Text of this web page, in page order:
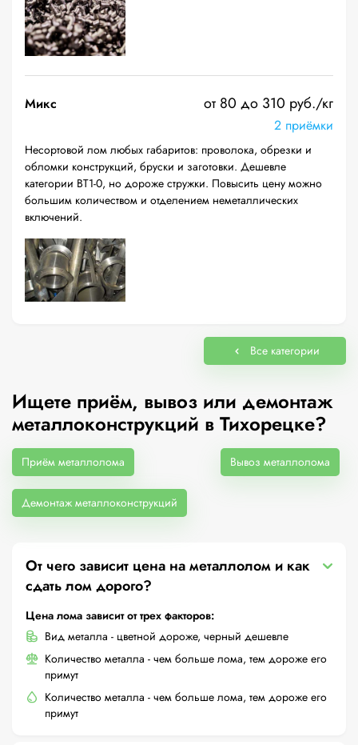
Микс от 80 до 310 руб./кг
2 приёмки
Несортовой лом любых габаритов: проволока, обрезки и
обломки конструкций, бруски и заготовки. Дешевле
категории ВТ1-0, но дороже стружки. Повысить цену можно
большим количеством и отделением неметаллических
включений.
Все категории
Ищете приём, вывоз или демонтаж
металлоконструкций в Тихорецке?
Приём металлолома Вывоз металлолома
Демонтаж металлоконструкций
От чего зависит цена на металлолом и как
сдать лом дорого?
Цена лома зависит от трех факторов:
Вид металла - цветной дороже, черный дешевле
Количество металла - чем больше лома, тем дороже его
примут
Количество металла - чем больше лома, тем дороже его
примут